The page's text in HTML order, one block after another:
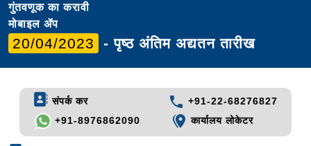
गुंतवणूक का करावी
मोबाइल ॲप
20/04/2023 - पृष्ठ अंतिम अद्यतन तारीख
संपर्क कर
+91-22-68276827
+91-8976862090
कार्यालय लोकेटर